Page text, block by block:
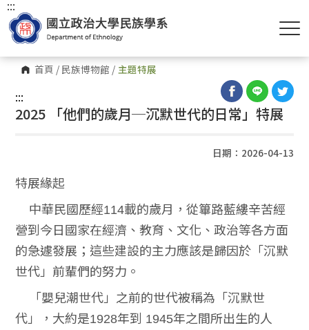
首頁 / 民族博物館 / 主題特展
:::
:::
2025 「他們的歲月─沉默世代的日常」特展
日期：2026-04-13
特展緣起
中華民國歷經114載的歲月，從篳路藍縷辛苦經
營到今日國家在經濟、教育、文化、政治等各方面
的急遽發展；這些建設的主力應該是歸因於「沉默
世代」前輩們的努力。
「嬰兒潮世代」之前的世代被稱為「沉默世
代」，大約是1928年到 1945年之間所出生的人